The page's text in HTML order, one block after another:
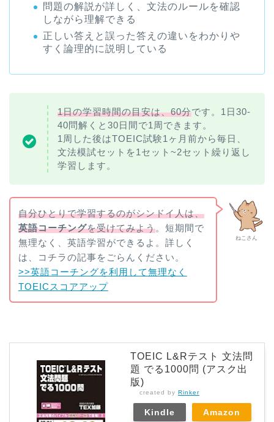
問題の解説が詳しく、文法のルールを確認
しながら理解できる
正しい答えと誤った答えの違いをわかりや
すく論理的に説明している
1日の学習時間の目安は、60分です。1日30-
40問解くと30日間で1周できます。
1周した後はTOEIC試験1ヶ月前から毎日、
文法模試セットを1セット~2セット繰り返し
学習します。
ねこさん
自分ひとりで学習するのがシンドイ人は、
英語コーチングを受けてみよう。短期間で
無理なく、英語学習ができるよ。詳しく
は、コチラの記事をごらんください。
>>英語コーチングを利用して無理なく
TOEICスコアアップ
TOEIC L&Rテスト 文法問
題 でる1000問 (アスク出
版)
created by Rinker
Kindle Amazon